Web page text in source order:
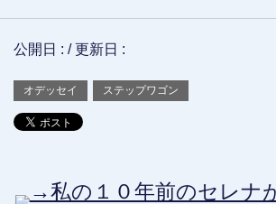
公開日 : / 更新日 :
オデッセイ ステップワゴン
→私の１０年前のセレナ